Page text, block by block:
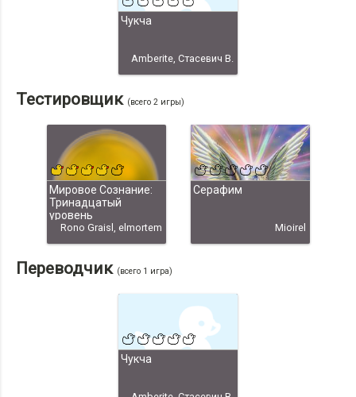
Чукча
Amberite, Стасевич В.
Тестировщик (всего 2 игры)
Мировое Сознание:
Тринадцатый
уровень
Rono Graisl, elmortem
Серафим
Mioirel
Переводчик (всего 1 игра)
Чукча